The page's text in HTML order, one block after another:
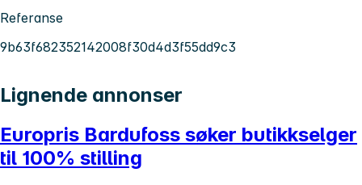
Referanse
9b63f682352142008f30d4d3f55dd9c3
Lignende annonser
Europris Bardufoss søker butikkselger
til 100% stilling